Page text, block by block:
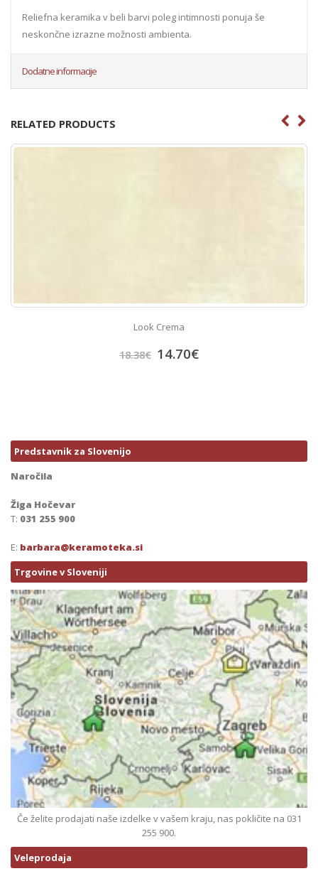
Reliefna keramika v beli barvi poleg intimnosti ponuja še
neskončne izrazne možnosti ambienta.
Dodatne informacije
RELATED PRODUCTS
Look Crema
18.38€ 14.70€
Predstavnik za Slovenijo
Naročila
Žiga Hočevar
T: 031 255 900
E: barbara@keramoteka.si
Trgovine v Sloveniji
Če želite prodajati naše izdelke v vašem kraju, nas pokličite na 031
255 900.
Veleprodaja